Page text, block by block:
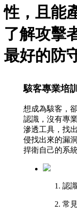
性，且能
了解攻擊
最好的防
駭客專業培
想成為駭客，
認識，沒有專
滲透工具，找
侵找出來的漏
捍衛自己的系
認
常